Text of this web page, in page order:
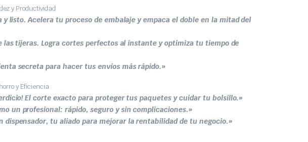
es:
S/5.00.
y Productividad
y listo. Acelera tu proceso de embalaje y empaca el doble en la mitad del
las tijeras. Logra cortes perfectos al instante y optimiza tu tiempo de
secreta para hacer tus envíos más rápido.»
y Eficiencia
El corte exacto para proteger tus paquetes y cuidar tu bolsillo.»
un profesional: rápido, seguro y sin complicaciones.»
dispensador, tu aliado para mejorar la rentabilidad de tu negocio.»